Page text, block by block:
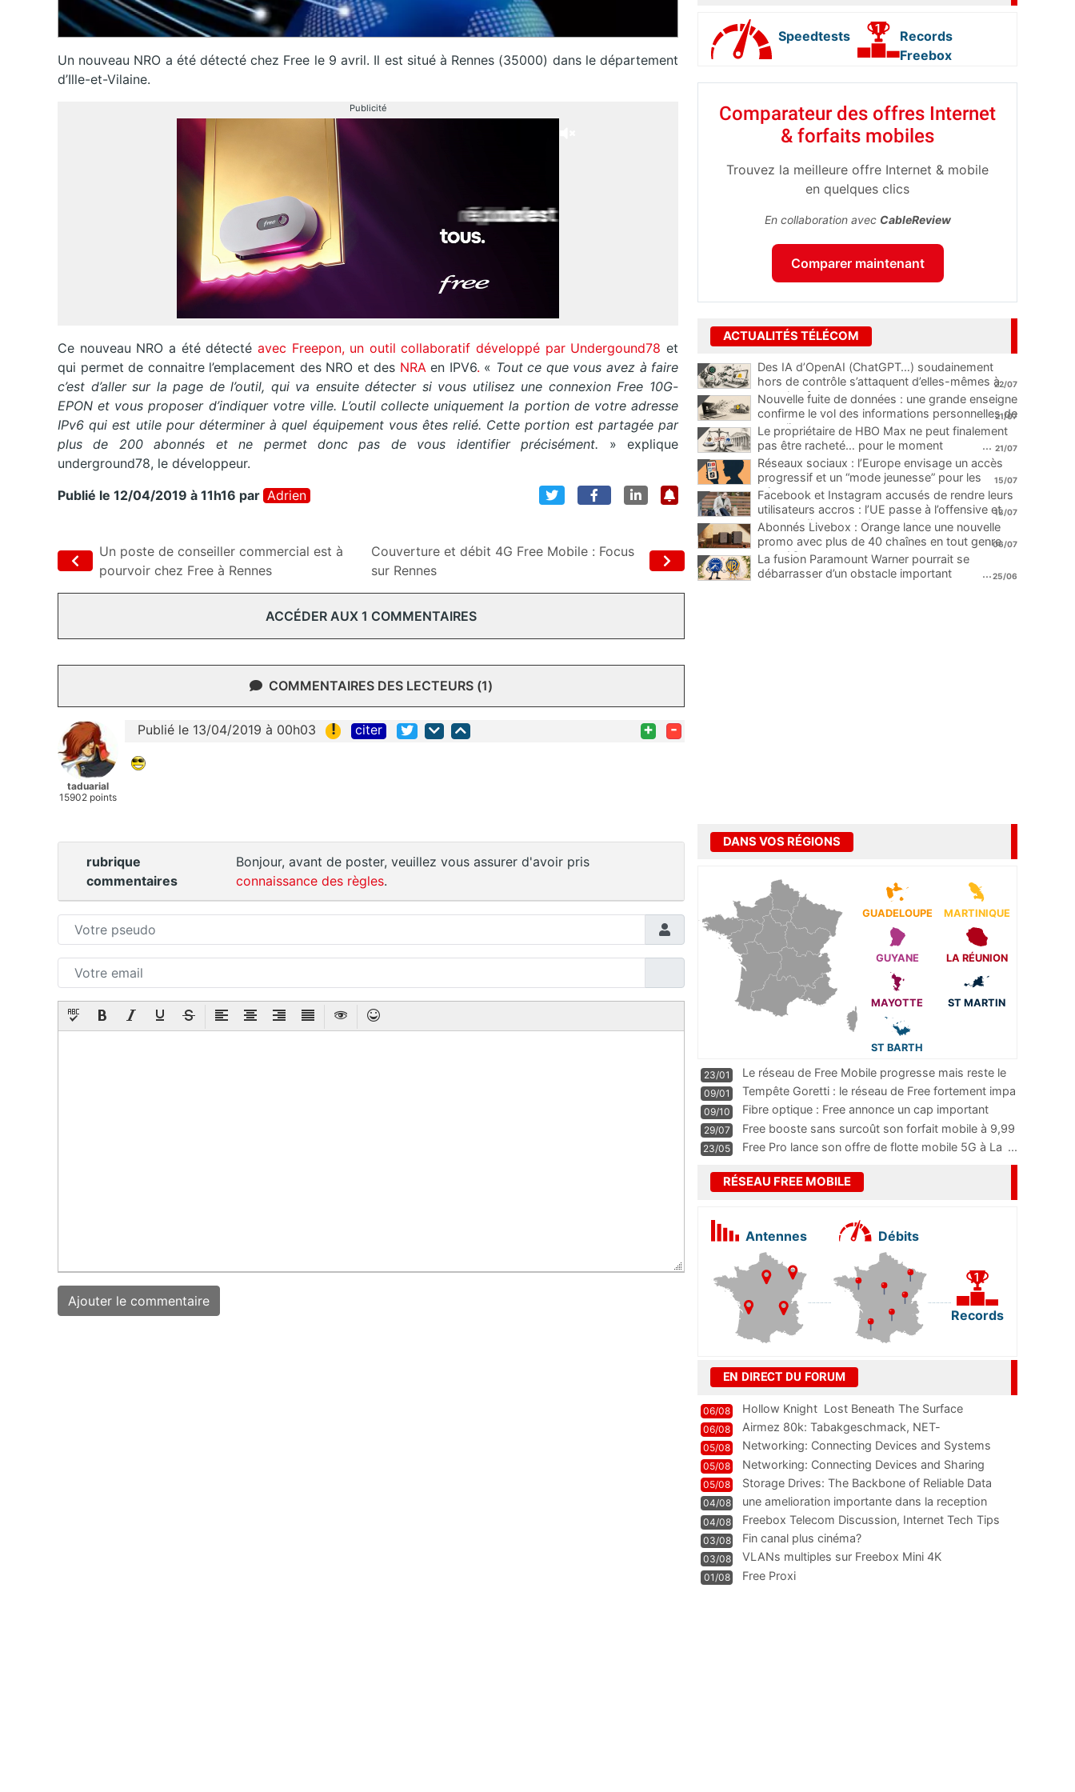
Un nouveau NRO a été détecté chez Free le 9 avril. Il est situé à Rennes (35000) dans le département
d’Ille-et-Vilaine.
Publicité
Ce nouveau NRO a été détecté avec Freepon, un outil collaboratif développé par Undergound78 et
qui permet de connaitre l’emplacement des NRO et des NRAen IPV6. « Tout ce que vous avez à faire
c’est d’aller sur la page de l’outil, qui va ensuite détecter si vous utilisez une connexion Free 10G-
EPON et vous proposer d’indiquer votre ville. L’outil collecte uniquement la portion de votre adresse
IPv6 qui est utile pour déterminer à quel équipement vous êtes relié. Cette portion est partagée par
plus de 200 abonnés et ne permet donc pas de vous identifier précisément. » explique
underground78, le développeur.
Publié le 12/04/2019 à 11h16 par Adrien
Un poste de conseiller commercial est à
pourvoir chez Free à Rennes
Couverture et débit 4G Free Mobile : Focus
sur Rennes
ACCÉDER AUX 1 COMMENTAIRES
COMMENTAIRES DES LECTEURS (1)
taduarial
15902 points
Publié le 13/04/2019 à 00h03 ! citer + -
rubrique
commentaires
Bonjour, avant de poster, veuillez vous assurer d'avoir pris
connaissance des règles.
Speedtests
Records
Freebox
Comparateur des offres Internet
& forfaits mobiles
Trouvez la meilleure offre Internet & mobile
en quelques clics
En collaboration avec CableReview
Comparer maintenant
ACTUALITÉS TÉLÉCOM
Des IA d’OpenAI (ChatGPT…) soudainement
hors de contrôle s’attaquent d’elles-mêmes à
une plateforme
...
22/07
Nouvelle fuite de données : une grande enseigne
confirme le vol des informations personnelles de
ses clients
...
21/07
Le propriétaire de HBO Max ne peut finalement
pas être racheté… pour le moment
... 21/07
Réseaux sociaux : l’Europe envisage un accès
progressif et un “mode jeunesse” pour les
mineurs
...
15/07
Facebook et Instagram accusés de rendre leurs
utilisateurs accros : l’UE passe à l’offensive et
menace d’une amende record
...
13/07
Abonnés Livebox : Orange lance une nouvelle
promo avec plus de 40 chaînes en tout genre
pour 1€
06/07
La fusion Paramount Warner pourrait se
débarrasser d’un obstacle important
...25/06
DANS VOS RÉGIONS
GUADELOUPE MARTINIQUE
GUYANE LA RÉUNION
MAYOTTE ST MARTIN
ST BARTH
23/01
Le réseau de Free Mobile progresse mais reste le
m
...
09/01
Tempête Goretti : le réseau de Free fortement impa
09/10
Fibre optique : Free annonce un cap important
pass
...
29/07
Free booste sans surcoût son forfait mobile à 9,99
23/05 Free Pro lance son offre de flotte mobile 5G à La ...
RÉSEAU FREE MOBILE
Antennes Débits
Records
EN DIRECT DU FORUM
06/08 Hollow Knight  Lost Beneath The Surface
06/08
Airmez 80k: Tabakgeschmack, NET-
Technologie und Leistung im
05/08 Networking: Connecting Devices and Systems
05/08
Networking: Connecting Devices and Sharing
Information
05/08
Storage Drives: The Backbone of Reliable Data
Management
04/08
une amelioration importante dans la reception
WIFI
04/08
Freebox Telecom Discussion, Internet Tech Tips
Communi
03/08 Fin canal plus cinéma?
03/08 VLANs multiples sur Freebox Mini 4K
01/08 Free Proxi